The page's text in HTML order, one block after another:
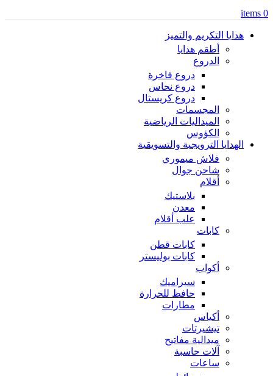
0
items
هدايا التكريم والتميز
أطقم هدايا
الدروع
دروع فاخرة
دروع نحاس
دروع كريستال
المجسمات
الميداليات الرياضية
الكؤوس
الهدايا الترويجية والتسويقية
فلاش ميموري
شاحن جوال
أقلام
بلاستيك
معدن
علب أقلام
كابات
كابات قطن
كابات بوليستر
أكواب
سيراميك
حافظ للحرارة
مطارات
أكياس
تيشيرتات
ميدالية مفاتيح
آلات حاسبة
ساعات